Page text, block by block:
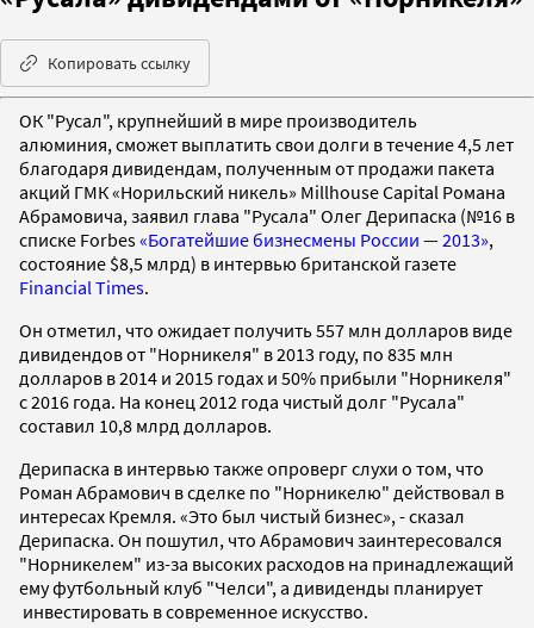
Копировать ссылку
ОК "Русал", крупнейший в мире производитель
алюминия, сможет выплатить свои долги в течение 4,5 лет
благодаря дивидендам, полученным от продажи пакета
акций ГМК «Норильский никель» Millhouse Capital Романа
Абрамовича, заявил глава "Русала" Олег Дерипаска (№16 в
списке Forbes«Богатейшие бизнесмены России — 2013»,
состояние $8,5 млрд) в интервью британской газете
Financial Times.
Он отметил, что ожидает получить 557 млн долларов виде
дивидендов от "Норникеля" в 2013 году, по 835 млн
долларов в 2014 и 2015 годах и 50% прибыли "Норникеля"
с 2016 года. На конец 2012 года чистый долг "Русала"
составил 10,8 млрд долларов.
Дерипаска в интервью также опроверг слухи о том, что
Роман Абрамович в сделке по "Норникелю" действовал в
интересах Кремля. «Это был чистый бизнес», - сказал
Дерипаска. Он пошутил, что Абрамович заинтересовался
"Норникелем" из-за высоких расходов на принадлежащий
ему футбольный клуб "Челси", а дивиденды планирует
инвестировать в современное искусство.